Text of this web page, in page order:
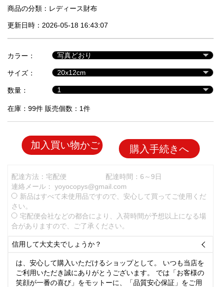
セ
ル
品
商品の分類： レディース財布
更新日時：2026-05-18 16:43:07
カラー：
サイズ：
数量：
在庫：99件 販売個数：1件
加入買い物かご 購入手続きへ
配達方法：宅配便
配達時間：6～9日
連絡メール： yoyocopys@gmail.com
新品はすべて未使用品ですので、安心して買ってご使用くだ
さい。
宅配便会社などの都合により、入荷時間が予想以上になる場
合がありますので、ご了承ください。
信用して大丈夫でしょうか？ 
は、安心して購入いただけるショップとして。 いつも当店を
ご利用いただき誠にありがとうございます。 では「お客様の
笑顔が一番の喜び」をモットーに、「品質安心保証」をご用